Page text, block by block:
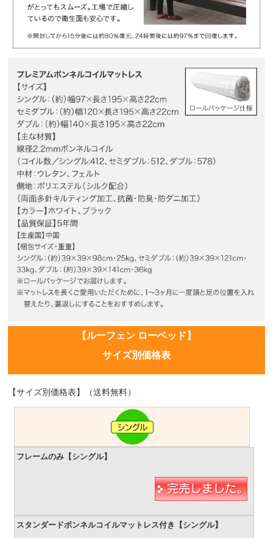
【ルーフェン ローベッド】
サイズ別価格表
【サイズ別価格表】（送料無料）